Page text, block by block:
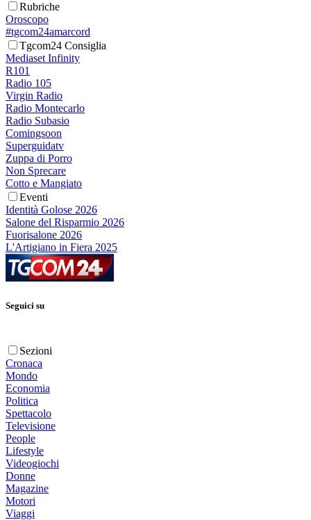
Rubriche
Oroscopo
#tgcom24amarcord
Tgcom24 Consiglia
Mediaset Infinity
R101
Radio 105
Virgin Radio
Radio Montecarlo
Radio Subasio
Comingsoon
Superguidatv
Zuppa di Porro
Non Sprecare
Cotto e Mangiato
Eventi
Identità Golose 2026
Salone del Risparmio 2026
Fuorisalone 2026
L'Artigiano in Fiera 2025
Seguici su
Sezioni
Cronaca
Mondo
Economia
Politica
Spettacolo
Televisione
People
Lifestyle
Videogiochi
Donne
Magazine
Motori
Viaggi